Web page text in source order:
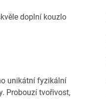
doplní kouzlo
unikátní fyzikální
Probouzí tvořivost,